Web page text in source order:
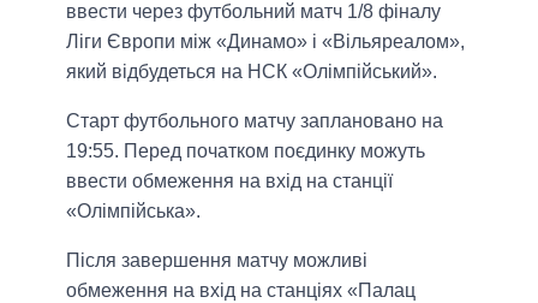
ввести через футбольний матч 1/8 фіналу
Ліги Європи між «Динамо» і «Вільяреалом»,
який відбудеться на НСК «Олімпійський».
Старт футбольного матчу заплановано на
19:55. Перед початком поєдинку можуть
ввести обмеження на вхід на станції
«Олімпійська».
Після завершення матчу можливі
обмеження на вхід на станціях «Палац